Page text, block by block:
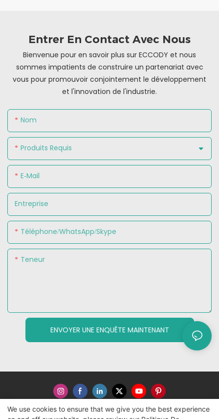
Entrer En Contact Avec Nous
Bienvenue pour en savoir plus sur ECCODY et nous
sommes impatients de construire un partenariat avec
vous pour promouvoir conjointement le développement
et l'innovation de l'industrie.
Nom
Produits Requis
E-Mail
Entreprise
Téléphone/WhatsApp/Skype
Teneur
ENVOYER UNE ENQUÊTE MAINTENANT
We use cookies to ensure that we give you the best experience